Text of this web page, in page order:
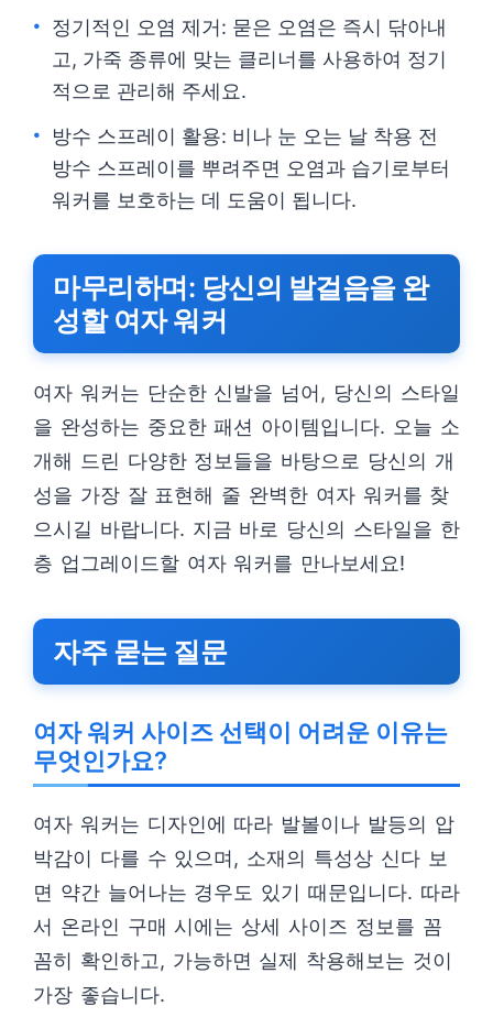
정기적인 오염 제거: 묻은 오염은 즉시 닦아내
고, 가죽 종류에 맞는 클리너를 사용하여 정기
적으로 관리해 주세요.
방수 스프레이 활용: 비나 눈 오는 날 착용 전
방수 스프레이를 뿌려주면 오염과 습기로부터
워커를 보호하는 데 도움이 됩니다.
마무리하며: 당신의 발걸음을 완
성할 여자 워커
여자 워커는 단순한 신발을 넘어, 당신의 스타일
을 완성하는 중요한 패션 아이템입니다. 오늘 소
개해 드린 다양한 정보들을 바탕으로 당신의 개
성을 가장 잘 표현해 줄 완벽한 여자 워커를 찾
으시길 바랍니다. 지금 바로 당신의 스타일을 한
층 업그레이드할 여자 워커를 만나보세요!
자주 묻는 질문
여자 워커 사이즈 선택이 어려운 이유는
무엇인가요?
여자 워커는 디자인에 따라 발볼이나 발등의 압
박감이 다를 수 있으며, 소재의 특성상 신다 보
면 약간 늘어나는 경우도 있기 때문입니다. 따라
서 온라인 구매 시에는 상세 사이즈 정보를 꼼
꼼히 확인하고, 가능하면 실제 착용해보는 것이
가장 좋습니다.